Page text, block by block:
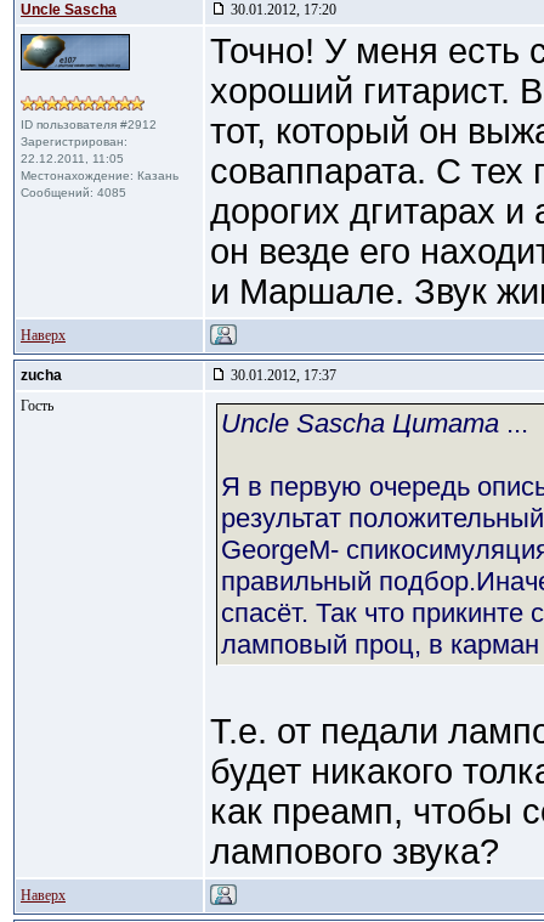
Uncle Sascha 30.01.2012, 17:20
ID пользователя #2912
Зарегистрирован:
22.12.2011, 11:05
Местонахождение: Казань
Сообщений: 4085
Точно! У меня есть
хороший гитарист.
тот, который он
соваппарата. С тех
дорогих дгитарах и
он везде его
и Маршале. Звук
Наверх
zucha
30.01.2012, 17:37
Гость
Uncle Sascha Цитата ...
Я в первую очередь
результат
GeorgeM-
правильный
спасёт. Так что
ламповый проц, в
Т.е. от педали
будет никакого
как преамп, чтобы
лампового звука?
Наверх